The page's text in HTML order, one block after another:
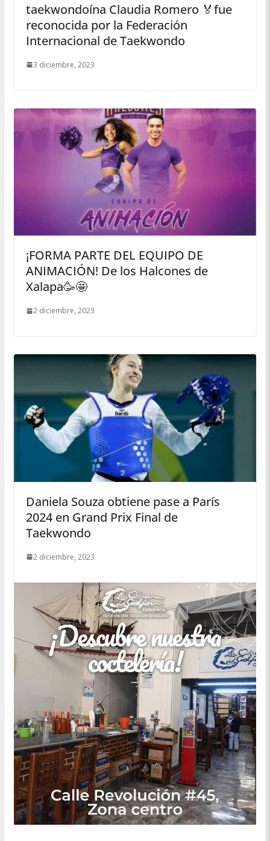
taekwondoína Claudia Romero 🏅fue
reconocida por la Federación
Internacional de Taekwondo
3 diciembre, 2023
¡FORMA PARTE DEL EQUIPO DE
ANIMACIÓN! De los Halcones de
Xalapa🥳🤩
2 diciembre, 2023
Daniela Souza obtiene pase a París
2024 en Grand Prix Final de
Taekwondo
2 diciembre, 2023